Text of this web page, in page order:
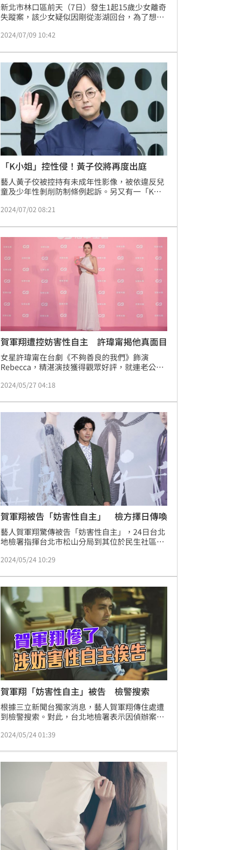
新北市林口區前天（7日）發生1起15歲少女離奇
失蹤案，該少女疑似因剛從澎湖回台，為了想與
啡之名出門後就再也杳無音訊，讓不知情的家屬
查，昨晚（8日）7時許，少女在桃園市龜山區尋
獲，據了解少女純粹只想脫離父母掌控，關手機
不想被打擾。但警方調查，少女失聯8天至少與8
名不同男子接觸警方目前朝略誘罪及妨害性自主
偵辦。
2024/07/09 10:42
「K小姐」控性侵！黃子佼將再度出庭
藝人黃子佼被控持有未成年性影像，被依違反兒
童及少年性剝削防制條例起訴。另又有一「K小
處對她性侵得逞，台北地檢署另分案偵辦。根據
訊。
2024/07/02 08:21
賀軍翔遭控妨害性自主 許瑋甯揭他真面目
女星許瑋甯在台劇《不夠善良的我們》飾演
Rebecca，精湛演技獲得觀眾好評，就連老公邱
員賀軍翔遭控「妨害性自主」，對此許瑋甯也透
2024/05/27 04:18
賀軍翔被告「妨害性自主」 檢方擇日傳喚
藝人賀軍翔驚傳被告「妨害性自主」，24日台北
地檢署指揮台北市松山分局到其位於民生社區的
檢方表示此次為保全證據，因事涉個人隱私，不
翔並製作完筆錄，函送台北地檢署偵辦，擇日將
傳喚賀軍翔說明。
2024/05/24 10:29
賀軍翔「妨害性自主」被告 檢警搜索
根據三立新聞台獨家消息，藝人賀軍翔傳住處遭
到檢警搜索。對此，台北地檢署表示因偵辦案
索賀軍翔位於台北市松山區民生社區的住處，已
隱私，不便說明。而根據了解，疑為告妨害性自
主案，賀軍翔被列為被告。
2024/05/24 01:39